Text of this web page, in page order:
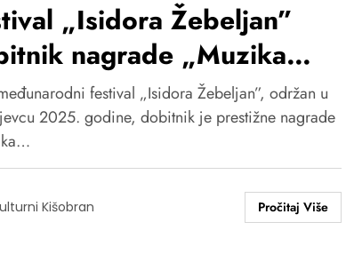
„Isidora Žebeljan”
nagrade „Muzika
za manifestaciju od
značaja
festival „Isidora Žebeljan”, održan u
2025. godine, dobitnik je prestižne nagrade
Kišobran